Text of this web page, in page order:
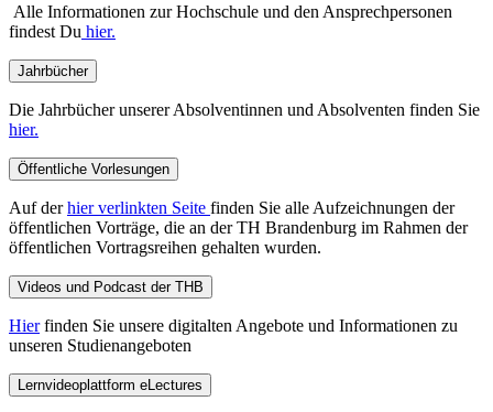
Alle Informationen zur Hochschule und den Ansprechpersonen
findest Du hier.
Jahrbücher
Die Jahrbücher unserer Absolventinnen und Absolventen finden Sie
hier.
Öffentliche Vorlesungen
Auf derhier verlinkten Seite finden Sie alle Aufzeichnungen der
öffentlichen Vorträge, die an der TH Brandenburg im Rahmen der
öffentlichen Vortragsreihen gehalten wurden.
Videos und Podcast der THB
Hierfinden Sie unsere digitalten Angebote und Informationen zu
unseren Studienangeboten
Lernvideoplattform eLectures